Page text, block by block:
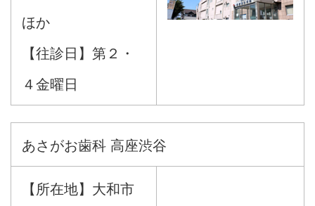
ほか
【往診日】第２・
４金曜日
あさがお歯科 高座渋谷
【所在地】大和市